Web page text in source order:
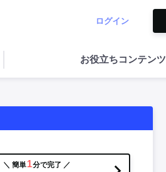
ログイン
お役立ちコンテンツ
＼ 簡単1分で完了 ／